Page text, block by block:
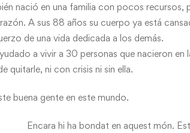
nació en una familia con pocos recursos,
A sus 88 años su cuerpo ya está
de una vida dedicada a los demás.
a vivir a 30 personas que nacieron en
quitarle, ni con crisis ni sin ella.
buena gente en este mundo.
Encara hi ha bondat en aquest món.